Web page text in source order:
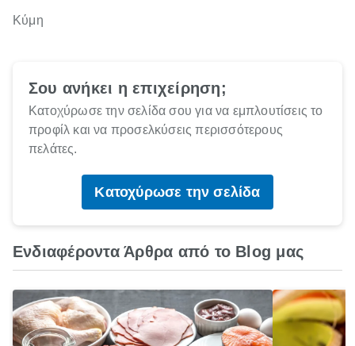
Κύμη
Σου ανήκει η επιχείρηση;
Κατοχύρωσε την σελίδα σου για να εμπλουτίσεις το
προφίλ και να προσελκύσεις περισσότερους
πελάτες.
Κατοχύρωσε την σελίδα
Ενδιαφέροντα Άρθρα από το Blog μας